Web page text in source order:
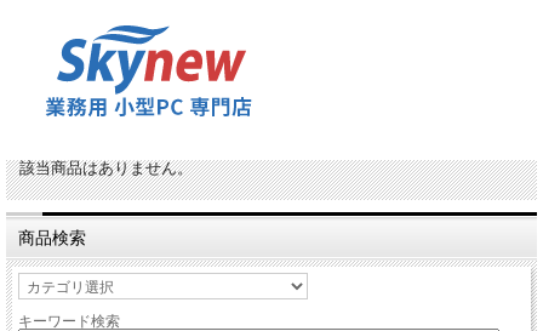
該当商品はありません。
商品検索
キーワード検索